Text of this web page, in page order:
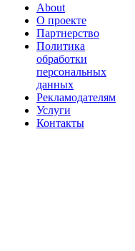
About
О проекте
Партнерство
Политика
обработки
персональных
данных
Рекламодателям
Услуги
Контакты